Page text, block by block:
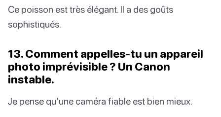
Ce poisson est très élégant. Il a des goûts
sophistiqués.
13. Comment appelles-tu un appareil
photo imprévisible ? Un Canon
instable.
Je pense qu’une caméra fiable est bien mieux.